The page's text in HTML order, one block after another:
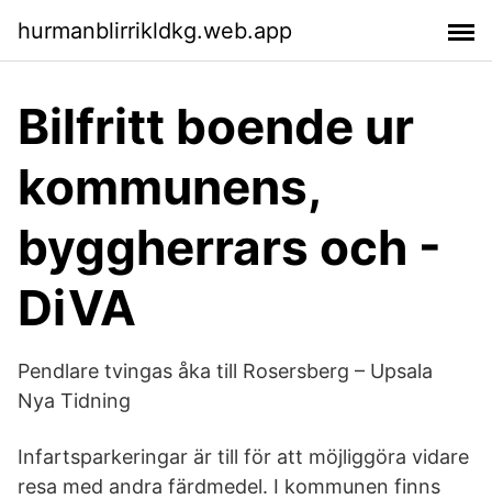
hurmanblirrikldkg.web.app
Bilfritt boende ur
kommunens,
byggherrars och -
DiVA
Pendlare tvingas åka till Rosersberg – Upsala
Nya Tidning
Infartsparkeringar är till för att möjliggöra vidare
resa med andra färdmedel. I kommunen finns